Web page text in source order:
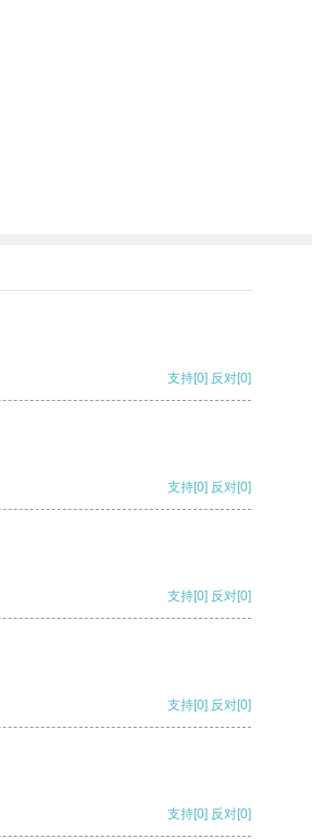
支持[0] 反对[0]
支持[0] 反对[0]
支持[0] 反对[0]
支持[0] 反对[0]
支持[0] 反对[0]